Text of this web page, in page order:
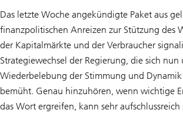
Das letzte Woche angekündigte Paket aus
finanzpolitischen Anreizen zur Stützung des
der Kapitalmärkte und der Verbraucher
Strategiewechsel der Regierung, die sich nun
Wiederbelebung der Stimmung und
bemüht. Genau hinzuhören, wenn wichtige
das Wort ergreifen, kann sehr